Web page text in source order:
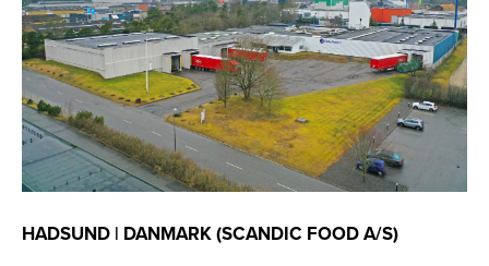
HADSUND | DANMARK (SCANDIC FOOD A/S)